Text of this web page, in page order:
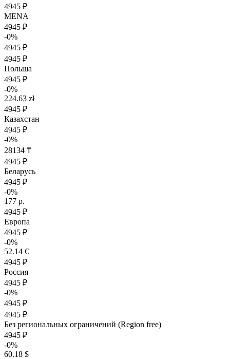
4945 ₽
MENA
4945 ₽
-0%
4945 ₽
4945 ₽
Польша
4945 ₽
-0%
224.63 zł
4945 ₽
Казахстан
4945 ₽
-0%
28134 ₸
4945 ₽
Беларусь
4945 ₽
-0%
177 р.
4945 ₽
Европа
4945 ₽
-0%
52.14 €
4945 ₽
Россия
4945 ₽
-0%
4945 ₽
4945 ₽
Без региональных ограничений (Region free)
4945 ₽
-0%
60.18 $